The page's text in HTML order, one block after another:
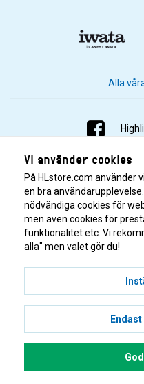
Alla
© 2001–2026
Vi använder cookies
På HLstore.com använder
en bra
nödvändiga cookies för
men även cookies för
funktionalitet etc. Vi
alla" men valet gör du!